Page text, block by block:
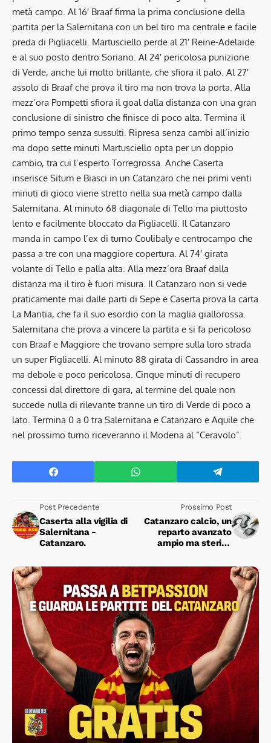
metà campo. Al 16′ Braaf firma la prima conclusione della
partita per la Salernitana con un bel tiro ma centrale e facile
preda di Pigliacelli. Martusciello perde al 21′ Reine-Adelaide
e al suo posto dentro Soriano. Al 24′ pericolosa punizione
di Verde, anche lui molto brillante, che sfiora il palo. Al 27′
assolo di Braaf che prova il tiro ma non trova la porta. Alla
mezz’ora Pompetti sfiora il goal dalla distanza con una gran
conclusione di sinistro che finisce di poco alta. Termina il
primo tempo senza sussulti. Ripresa senza cambi all’inizio
ma dopo sette minuti Martusciello opta per un doppio
cambio, tra cui l’esperto Torregrossa. Anche Caserta
inserisce Situm e Biasci in un Catanzaro che nei primi venti
minuti di gioco viene stretto nella sua metà campo dalla
Salernitana. Al minuto 68 diagonale di Tello ma piuttosto
lento e facilmente bloccato da Pigliacelli. Il Catanzaro
manda in campo l’ex di turno Coulibaly e centrocampo che
passa a tre con una maggiore copertura. Al 74′ girata
volante di Tello e palla alta. Alla mezz’ora Braaf dalla
distanza ma il tiro è fuori misura. Il Catanzaro non si vede
praticamente mai dalle parti di Sepe e Caserta prova la carta
La Mantia, che fa il suo esordio con la maglia giallorossa.
Salernitana che prova a vincere la partita e si fa pericoloso
con Braaf e Maggiore che trovano sempre sulla loro strada
un super Pigliacelli. Al minuto 88 girata di Cassandro in area
ma debole e poco pericolosa. Cinque minuti di recupero
concessi dal direttore di gara, al termine del quale non
succede nulla di rilevante tranne un tiro di Verde di poco a
lato. Termina 0 a 0 tra Salernitana e Catanzaro e Aquile che
nel prossimo turno riceveranno il Modena al “Ceravolo”.
Post Precedente
Caserta alla vigilia di
Salernitana -
Catanzaro.
Prossimo Post
Catanzaro calcio, un
reparto avanzato
ampio ma sterile.
paradosso?